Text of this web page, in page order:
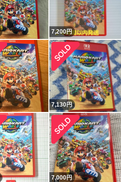
7,200円
7,130円
7,000円